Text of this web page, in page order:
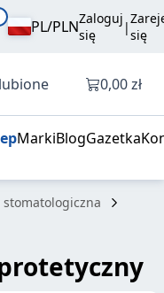
PL/PLNZaloguj
się
|się
Otwórz
0,00 zł
MarkiBlogGazetka
stomatologiczna